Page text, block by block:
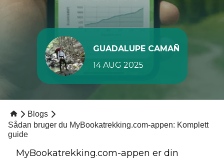
GUADALUPE CAMAÑ
14 AUG 2025
Blogs
Sådan bruger du MyBookatrekking.com-appen: Komplett
guide
MyBookatrekking.com-appen er din